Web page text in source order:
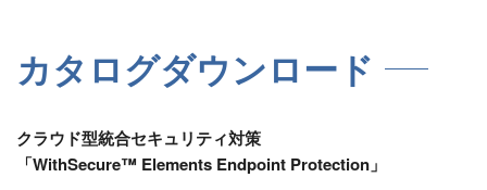
カタログダウンロード
クラウド型統合セキュリティ対策
「WithSecure™ Elements Endpoint Protection」